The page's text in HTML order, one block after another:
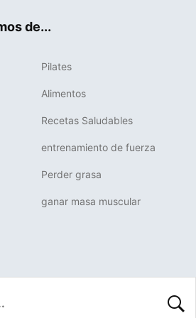
de...
Pilates
Alimentos
Recetas Saludables
entrenamiento de fuerza
Perder grasa
ganar masa muscular